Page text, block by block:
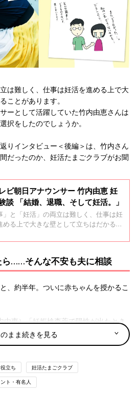
は難しく、仕事は妊活を進める上で大
ことがあります。
ーとして活躍していた竹内由恵さんは
択をしたのでしょうか。
りインタビュー＜後編＞は、竹内さん
だったのか、妊活たまごクラブがお聞
ビ朝日アナウンサー 竹内由恵 妊
談 「結婚、退職、そして妊活。」
」と「妊活」の両立は難しく、仕事は妊
める上で大きな壁として立ちはだかるこ
躍していた竹内由恵さんはどのように考
妊活振り返りインタビュー＜前編＞は、
、退職、そして妊活。」について当時ど
に向き合ったのか、妊活たまごクラブが
しました。
ら……そんな不安も夫に相談
、約半年。ついに赤ちゃんを授かるこ
由恵）「妊娠検査薬で陽性が出たとき
喜びという感じではありませんでし
性も高いから、『まだ安心はできな
生日に『陽性だったよ』と伝えまし
を見て、私もやっと『いろいろあった
出ました。とはいえ、夫も『まだ安心
まま続きを見る
立ち 妊活たまごクラブ
ト・有名人